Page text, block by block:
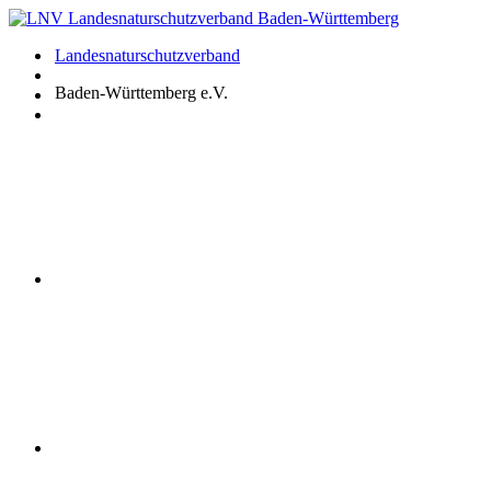
Zum
springenLandesnaturschutzverband
Baden-Württemberg e.V.